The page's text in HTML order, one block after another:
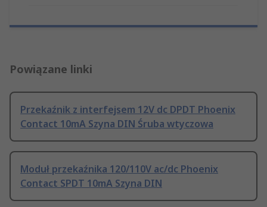
Powiązane linki
Przekaźnik z interfejsem 12V dc DPDT Phoenix
Contact 10mA Szyna DIN Śruba wtyczowa
Moduł przekaźnika 120/110V ac/dc Phoenix
Contact SPDT 10mA Szyna DIN